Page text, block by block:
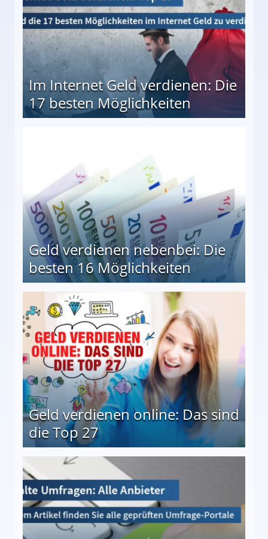
Im Internet Geld verdienen: Die
17 besten Möglichkeiten
Geld verdienen nebenbei: Die
besten 16 Möglichkeiten
Geld verdienen online: Das sind
die Top 27